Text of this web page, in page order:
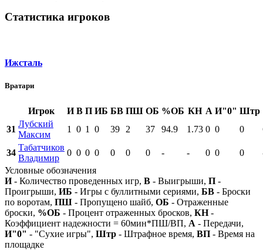
Статистика игроков
Ижсталь
Вратари
Игрок И В П ИБ БВ ПШ ОБ %ОБ КН А И"0" Штр
31
Лубский
Максим
1 0 1 0 39 2 37 94.9 1.73 0 0 0
34
Табатчиков
Владимир
0 0 0 0 0 0 0 - - 0 0 0
Условные обозначения
И- Количество проведенных игр, В - Выигрыши, П -
Проигрыши, ИБ - Игры с буллитными сериями, БВ - Броски
по воротам, ПШ - Пропущено шайб, ОБ - Отраженные
броски, %ОБ - Процент отраженных бросков, КН-
Коэффициент надежности = 60мин*ПШ/ВП, А - Передачи,
И"0" - "Сухие игры", Штр - Штрафное время, ВП - Время на
площадке